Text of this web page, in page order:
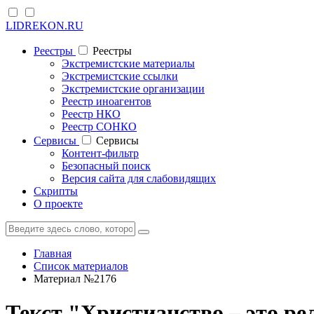
LIDREKON.RU
Реестры
Реестры
Экстремистские материалы
Экстремистские ссылки
Экстремистские организации
Реестр иноагентов
Реестр НКО
Реестр СОНКО
Cервисы
Cервисы
Контент-фильтр
Безопасный поиск
Версия сайта для слабовидящих
Скрипты
О проекте
Главная
Список материалов
Материал №2176